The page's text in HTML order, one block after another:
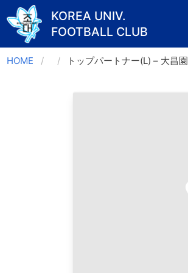
to
KOREA UNIV.
FOOTBALL CLUB
HOME トップパートナー(L) – 大昌園